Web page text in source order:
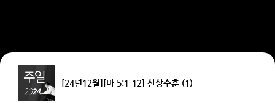
[24년12월][마 5:1-12] 산상수훈 (1)